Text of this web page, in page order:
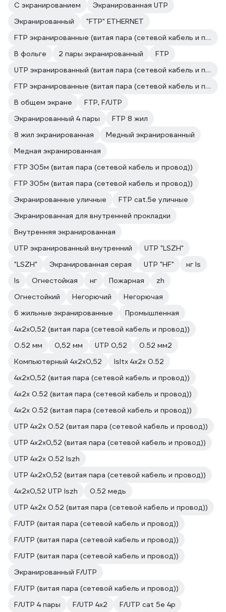
С экранированием
Экранированная UTP
Экранированный
"FTP" ETHERNET
FTP экранированные (витая пара (сетевой кабель и провод))
В фольге
2 пары экранированный
FTP
UTP экранированный (витая пара (сетевой кабель и провод))
FTP экранированные (витая пара (сетевой кабель и провод))
В общем экране
FTP, F/UTP
Экранированный 4 пары
FTP 8 жил
8 жил экранированная
Медный экранированный
Медная экранированная
FTP 305м (витая пара (сетевой кабель и провод))
FTP 305м (витая пара (сетевой кабель и провод))
Экранированные уличные
FTP cat.5e уличные
Экранированная для внутренней прокладки
Внутренняя экранированная
UTP экранированный внутренний
UTP "LSZH"
"LSZH"
Экранированная серая UTP "HF"
нг ls
ls
Огнестойкая нг Пожарная
zh
Огнестойкий
Негорючий
Негорючая
6 жильные экранированные
Промышленная
4х2х0,52 (витая пара (сетевой кабель и провод))
0.52 мм
0,52 мм UTP 0,52
0.52 мм2
Компьютерный 4х2х0,52
lsltx 4х2х 0.52
4х2х0,52 (витая пара (сетевой кабель и провод))
4х2х 0.52 (витая пара (сетевой кабель и провод))
4х2х 0.52 (витая пара (сетевой кабель и провод))
UTP 4х2х 0.52 (витая пара (сетевой кабель и провод))
UTP 4х2х0,52 (витая пара (сетевой кабель и провод))
UTP 4х2х 0.52 lszh
UTP 4х2х0,52 (витая пара (сетевой кабель и провод))
4х2х0,52 UTP lszh
0.52 медь
UTP 4х2х 0.52 (витая пара (сетевой кабель и провод))
F/UTP (витая пара (сетевой кабель и провод))
F/UTP (витая пара (сетевой кабель и провод))
F/UTP (витая пара (сетевой кабель и провод))
Экранированный F/UTP
F/UTP (витая пара (сетевой кабель и провод))
F/UTP 4 пары
F/UTP 4х2
F/UTP cat 5e 4p